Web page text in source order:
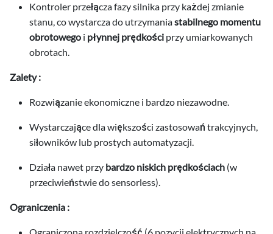
Kontroler przełącza fazy silnika przy każdej zmianie
stanu, co wystarcza do utrzymaniastabilnego momentu
obrotowego i płynnej prędkości przy umiarkowanych
obrotach.
Zalety :
Rozwiązanie ekonomiczne i bardzo niezawodne.
Wystarczające dla większości zastosowań trakcyjnych,
siłowników lub prostych automatyzacji.
Działa nawet przy bardzo niskich prędkościach (w
przeciwieństwie do sensorless).
Ograniczenia :